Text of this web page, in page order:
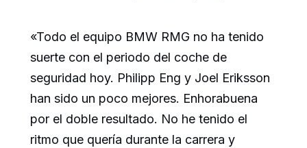
«Todo el equipo BMW RMG no ha tenido
suerte con el periodo del coche de
seguridad hoy. Philipp Eng y Joel Eriksson
han sido un poco mejores. Enhorabuena
por el doble resultado. No he tenido el
ritmo que quería durante la carrera y